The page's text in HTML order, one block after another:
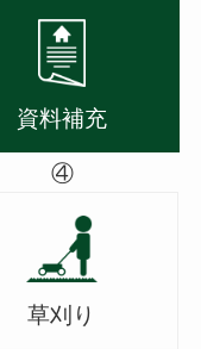
資料補充
④
草刈り